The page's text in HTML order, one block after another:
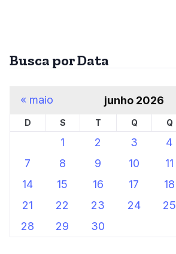
Busca por Data
junho 2026
D S T Q Q
1 2 3 4
7
8 9 10 11
14
15 16 17 18
21
22 23 24 25
28
29 30
« maio